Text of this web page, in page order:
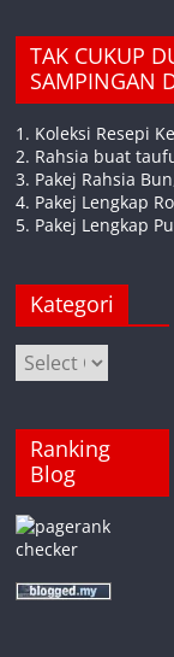
TAK CUKUP
SAMPINGAN
1. Koleksi Resepi
2. Rahsia buat
3. Pakej Rahsia
4. Pakej Lengkap
5. Pakej Lengkap
Kategori
Kategori
Ranking
Blog